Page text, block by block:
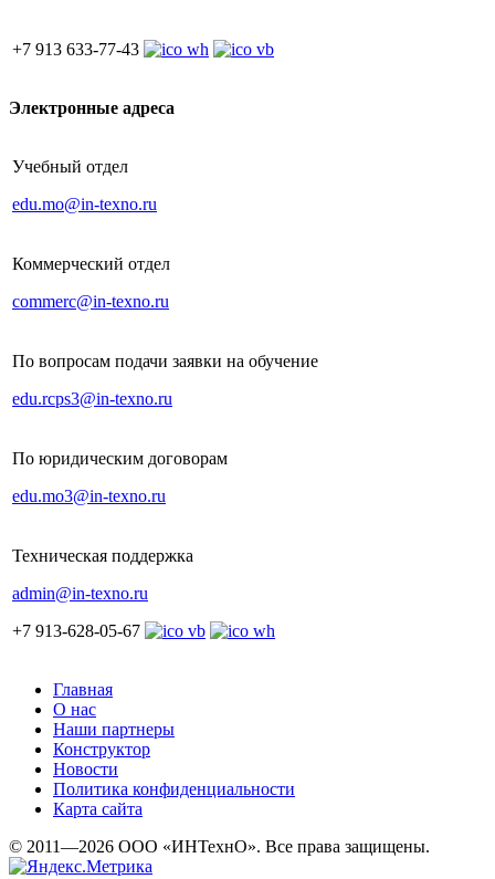
+7 913 633-77-43
Электронные адреса
Учебный отдел
edu.mo@in-texno.ru
Коммерческий отдел
commerc@in-texno.ru
По вопросам подачи заявки на обучение
edu.rcps3@in-texno.ru
По юридическим договорам
edu.mo3@in-texno.ru
Техническая поддержка
admin@in-texno.ru
+7 913-628-05-67
Главная
О нас
Наши партнеры
Конструктор
Новости
Политика конфиденциальности
Карта сайта
© 2011—2026 ООО «ИНТехнО». Все права защищены.